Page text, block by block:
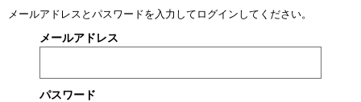
メールアドレスとパスワードを入力してログインしてください。
メールアドレス
パスワード